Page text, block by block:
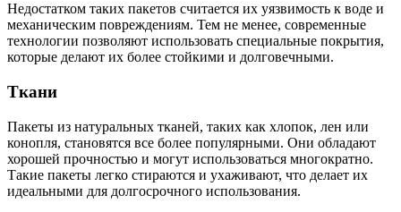
Недостатком таких пакетов считается их уязвимость к воде и
механическим повреждениям. Тем не менее, современные
технологии позволяют использовать специальные покрытия,
которые делают их более стойкими и долговечными.
Ткани
Пакеты из натуральных тканей, таких как хлопок, лен или
конопля, становятся все более популярными. Они обладают
хорошей прочностью и могут использоваться многократно.
Такие пакеты легко стираются и ухаживают, что делает их
идеальными для долгосрочного использования.